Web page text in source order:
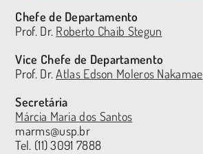
Chefe de Departamento
Prof. Dr. Roberto Chaib Stegun
Vice Chefe de Departamento
Prof. Dr.Atlas Edson Moleros Nakamae
Secretária
Márcia Maria dos Santos
marms@usp.br
Tel. (11) 3091 7888